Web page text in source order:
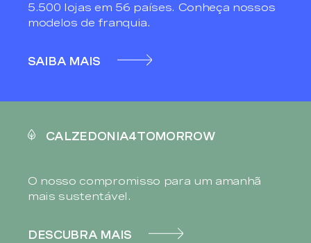
5.500 lojas em 56 países. Conheça nossos
modelos de franquia.
SAIBA MAIS
CALZEDONIA4TOMORROW
O nosso compromisso para um amanhã
mais sustentável.
DESCUBRA MAIS